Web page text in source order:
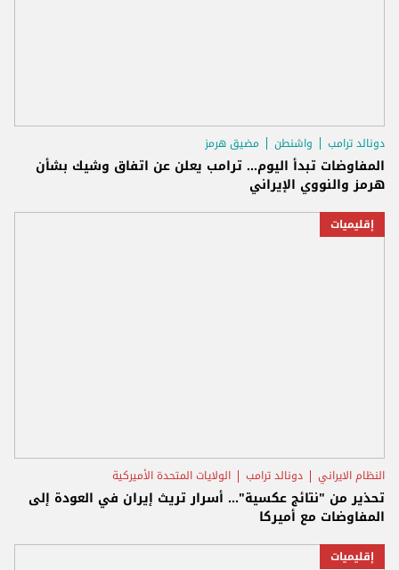
دونالد ترامب واشنطن مضيق هرمز
المفاوضات تبدأ اليوم... ترامب يعلن عن اتفاق وشيك بشأن
هرمز والنووي الإيراني
إقليميات
النظام الايراني دونالد ترامب الولايات المتحدة الأميركية
تحذير من "نتائج عكسية"... أسرار تريث إيران في العودة إلى
المفاوضات مع أميركا
إقليميات